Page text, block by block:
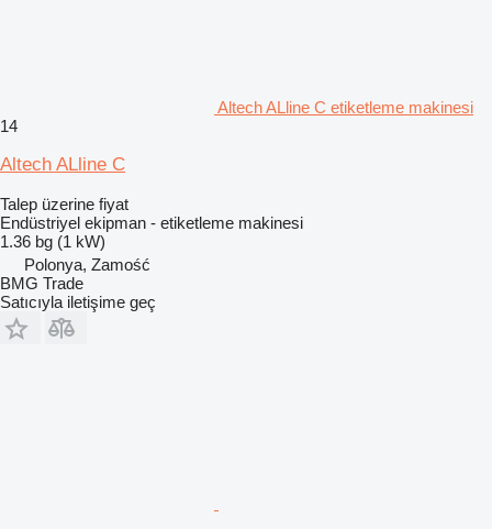
Altech ALline C etiketleme makinesi
14
Altech ALline C
Talep üzerine fiyat
Endüstriyel ekipman - etiketleme makinesi
1.36 bg (1 kW)
Polonya, Zamość
BMG Trade
Satıcıyla iletişime geç